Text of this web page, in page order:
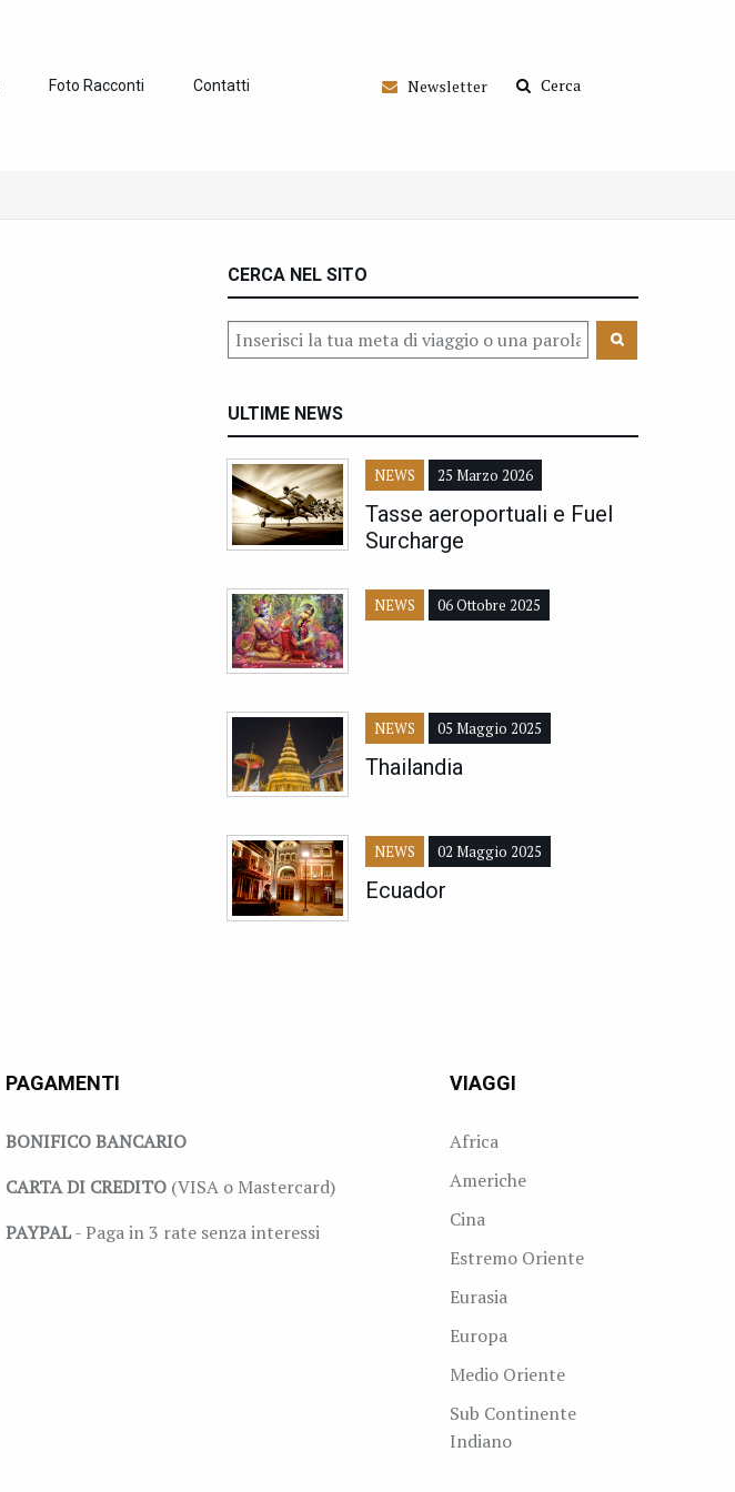
Foto Racconti Contatti Newsletter Cerca
CERCA NEL SITO
ULTIME NEWS
NEWS 25 Marzo 2026
Tasse aeroportuali e Fuel
Surcharge
NEWS 06 Ottobre 2025
NEWS 05 Maggio 2025
Thailandia
NEWS 02 Maggio 2025
Ecuador
PAGAMENTI
BONIFICO BANCARIO
CARTA DI CREDITO(VISA o Mastercard)
PAYPAL- Paga in 3 rate senza interessi
VIAGGI
Africa
Americhe
Cina
Estremo Oriente
Eurasia
Europa
Medio Oriente
Sub Continente
Indiano